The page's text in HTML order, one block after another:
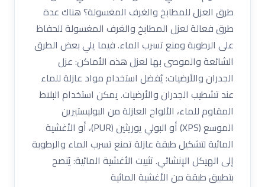
طرق العزل للمطابخ والغرف المغسولة؟ هناك عدة
طرق فعالة لعزل المطابخ والغرف المغسولة للحفاظ
على الرطوبة ومنع تسرب الماء. فيما يلي بعض الطرق
الشائعة والموصى بها لعزل هذه الأماكن: عزل
الجدران والأرضيات: يُفضل استخدام مواد عازلة للماء
عند تشطيب الجدران والأرضيات. يمكن استخدام البلاط
المقاوم للماء، الألواح العازلة من البوليستيرين
الموسع (XPS) أو البولي يوريثين (PUR)، أو الأغشية
المائية لتشكيل طبقة عازلة تمنع تسرب الماء والرطوبة
إلى الهيكل الإنشائي. تثبيت الأغشية المائية: يُنصح
بتطبيق طبقة من الأغشية المائية